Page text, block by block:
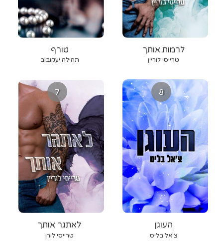
טורף
תהילה יעקובוב
לרמות אותך
טרייסי לוריין
7
לאתגר אותך
טרייסי לורן
8
העוגן
צ'אל בליס